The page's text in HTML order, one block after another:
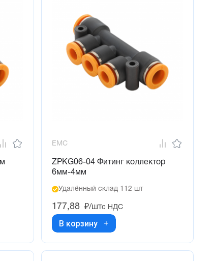
EMC
ZPKG06-04 Фитинг коллектор
6мм-4мм
Удалённый склад 112 шт
177,88 ₽/штс НДС
В корзину